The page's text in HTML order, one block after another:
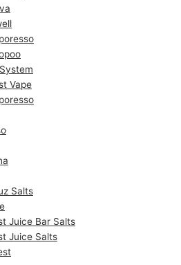
Vape
Salts
Juice Bar Salts
Juice Salts